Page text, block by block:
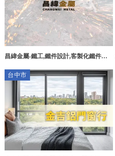
昌緯金屬-鐵工,鐵件設計,客製化鐵件設
台中市